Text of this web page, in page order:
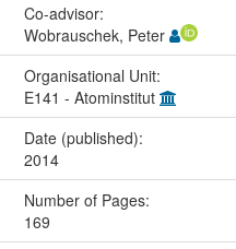
Co-advisor:
Wobrauschek, Peter
Organisational Unit:
E141 - Atominstitut
Date (published):
2014
Number of Pages:
169